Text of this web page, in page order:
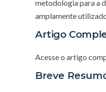
metodologia para a
amplamente
Artigo
Acesse o artigo
Breve